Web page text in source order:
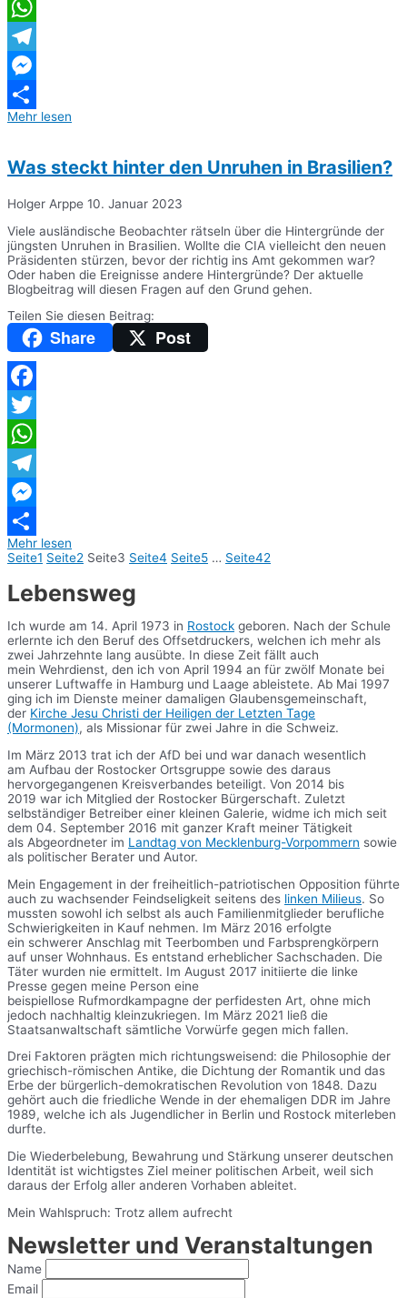
Twitter
WhatsApp
Telegram
Messenger
Teilen
Mehr lesen
Was steckt hinter den Unruhen in Brasilien?
Holger Arppe 10. Januar 2023
Viele ausländische Beobachter rätseln über die Hintergründe der
jüngsten Unruhen in Brasilien. Wollte die CIA vielleicht den neuen
Präsidenten stürzen, bevor der richtig ins Amt gekommen war?
Oder haben die Ereignisse andere Hintergründe? Der aktuelle
Blogbeitrag will diesen Fragen auf den Grund gehen.
Teilen Sie diesen Beitrag:
Share Post
Facebook
Twitter
WhatsApp
Telegram
Messenger
Teilen
Mehr lesen
Seite1 Seite2 Seite3 Seite4 Seite5 … Seite42
Lebensweg
Ich wurde am 14. April 1973 in Rostock geboren. Nach der Schule
erlernte ich den Beruf des Offsetdruckers, welchen ich mehr als
zwei Jahrzehnte lang ausübte. In diese Zeit fällt auch
mein Wehrdienst, den ich von April 1994 an für zwölf Monate bei
unserer Luftwaffe in Hamburg und Laage ableistete. Ab Mai 1997
ging ich im Dienste meiner damaligen Glaubensgemeinschaft,
der Kirche Jesu Christi der Heiligen der Letzten Tage
(Mormonen), als Missionar für zwei Jahre in die Schweiz.
Im März 2013 trat ich der AfD bei und war danach wesentlich
am Aufbau der Rostocker Ortsgruppe sowie des daraus
hervorgegangenen Kreisverbandes beteiligt. Von 2014 bis
2019 war ich Mitglied der Rostocker Bürgerschaft. Zuletzt
selbständiger Betreiber einer kleinen Galerie, widme ich mich seit
dem 04. September 2016 mit ganzer Kraft meiner Tätigkeit
als Abgeordneter im Landtag von Mecklenburg-Vorpommern sowie
als politischer Berater und Autor.
Mein Engagement in der freiheitlich-patriotischen Opposition führte
auch zu wachsender Feindseligkeit seitens des linken Milieus. So
mussten sowohl ich selbst als auch Familienmitglieder berufliche
Schwierigkeiten in Kauf nehmen. Im März 2016 erfolgte
ein schwerer Anschlag mit Teerbomben und Farbsprengkörpern
auf unser Wohnhaus. Es entstand erheblicher Sachschaden. Die
Täter wurden nie ermittelt. Im August 2017 initiierte die linke
Presse gegen meine Person eine
beispiellose Rufmordkampagne der perfidesten Art, ohne mich
jedoch nachhaltig kleinzukriegen. Im März 2021 ließ die
Staatsanwaltschaft sämtliche Vorwürfe gegen mich fallen.
Drei Faktoren prägten mich richtungsweisend: die Philosophie der
griechisch-römischen Antike, die Dichtung der Romantik und das
Erbe der bürgerlich-demokratischen Revolution von 1848. Dazu
gehört auch die friedliche Wende in der ehemaligen DDR im Jahre
1989, welche ich als Jugendlicher in Berlin und Rostock miterleben
durfte.
Die Wiederbelebung, Bewahrung und Stärkung unserer deutschen
Identität ist wichtigstes Ziel meiner politischen Arbeit, weil sich
daraus der Erfolg aller anderen Vorhaben ableitet.
Mein Wahlspruch: Trotz allem aufrecht
Newsletter und Veranstaltungen
Name
Email